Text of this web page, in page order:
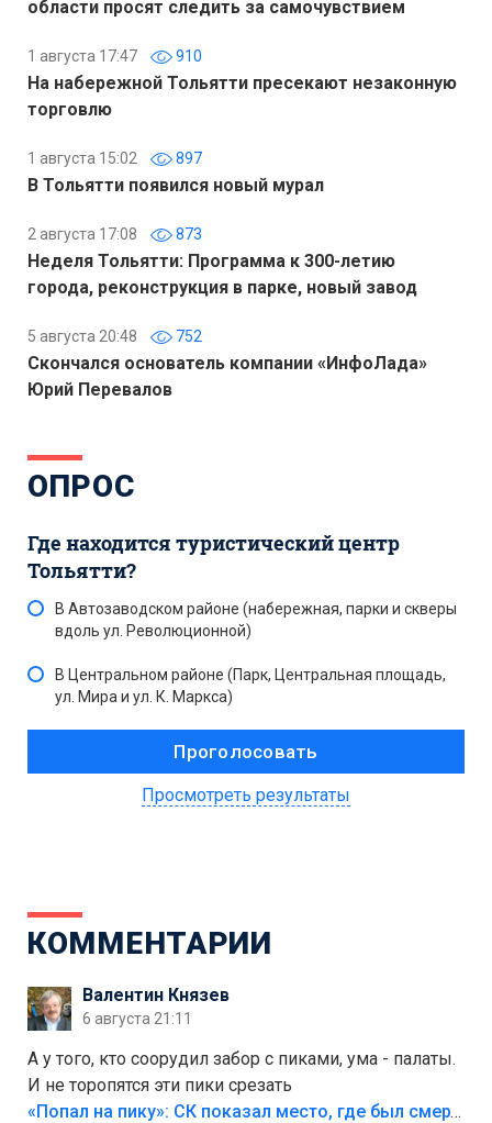
области просят следить за самочувствием
1 августа 17:47 910
На набережной Тольятти пресекают незаконную
торговлю
1 августа 15:02 897
В Тольятти появился новый мурал
2 августа 17:08 873
Неделя Тольятти: Программа к 300-летию
города, реконструкция в парке, новый завод
5 августа 20:48 752
Скончался основатель компании «ИнфоЛада»
Юрий Перевалов
ОПРОС
Где находится туристический центр
Тольятти?
В Автозаводском районе (набережная, парки и скверы
вдоль ул. Революционной)
В Центральном районе (Парк, Центральная площадь,
ул. Мира и ул. К. Маркса)
Просмотреть результаты
КОММЕНТАРИИ
Валентин Князев
6 августа 21:11
А у того, кто соорудил забор с пиками, ума - палаты.
И не торопятся эти пики срезать
«Попал на пику»: СК показал место, где был смертельно травмирован ребенок в Тольятти